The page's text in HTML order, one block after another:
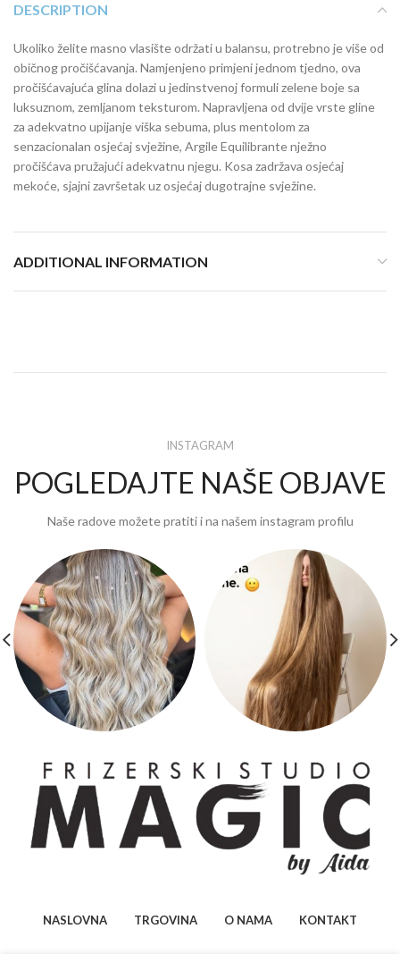
DESCRIPTION
Ukoliko želite masno vlasište održati u balansu, protrebno je više od
običnog pročišćavanja. Namjenjeno primjeni jednom tjedno, ova
pročišćavajuća glina dolazi u jedinstvenoj formuli zelene boje sa
luksuznom, zemljanom teksturom. Napravljena od dvije vrste gline
za adekvatno upijanje viška sebuma, plus mentolom za
senzacionalan osjećaj svježine, Argile Equilibrante nježno
pročišćava pružajući adekvatnu njegu. Kosa zadržava osjećaj
mekoće, sjajni završetak uz osjećaj dugotrajne svježine.
ADDITIONAL INFORMATION
INSTAGRAM
POGLEDAJTE NAŠE OBJAVE
Naše radove možete pratiti i na našem instagram profilu
NASLOVNA TRGOVINA O NAMA KONTAKT